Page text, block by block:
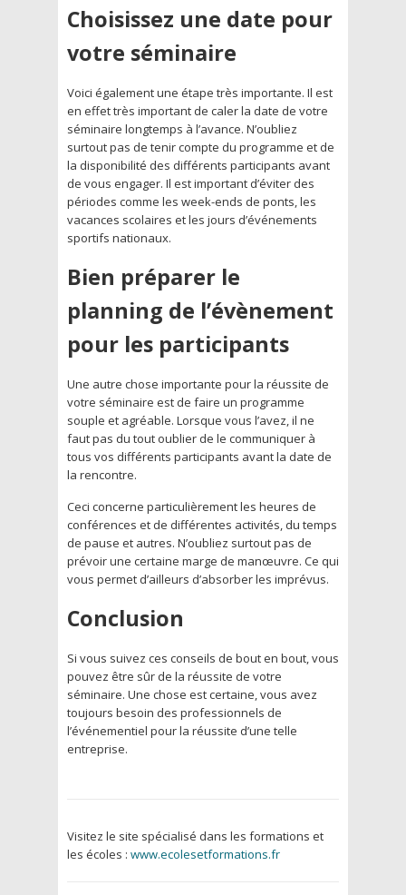
Choisissez une date pour
votre séminaire
Voici également une étape très importante. Il est
en effet très important de caler la date de votre
séminaire longtemps à l’avance. N’oubliez
surtout pas de tenir compte du programme et de
la disponibilité des différents participants avant
de vous engager. Il est important d’éviter des
périodes comme les week-ends de ponts, les
vacances scolaires et les jours d’événements
sportifs nationaux.
Bien préparer le
planning de l’évènement
pour les participants
Une autre chose importante pour la réussite de
votre séminaire est de faire un programme
souple et agréable. Lorsque vous l’avez, il ne
faut pas du tout oublier de le communiquer à
tous vos différents participants avant la date de
la rencontre.
Ceci concerne particulièrement les heures de
conférences et de différentes activités, du temps
de pause et autres. N’oubliez surtout pas de
prévoir une certaine marge de manœuvre. Ce qui
vous permet d’ailleurs d’absorber les imprévus.
Conclusion
Si vous suivez ces conseils de bout en bout, vous
pouvez être sûr de la réussite de votre
séminaire. Une chose est certaine, vous avez
toujours besoin des professionnels de
l’événementiel pour la réussite d’une telle
entreprise.
Visitez le site spécialisé dans les formations et
les écoles : www.ecolesetformations.fr